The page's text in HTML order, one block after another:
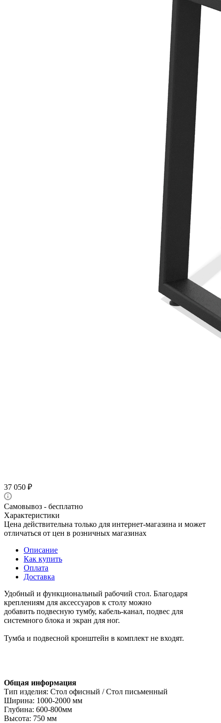
37 050 ₽
Самовывоз - бесплатно
Характеристики
Цена действительна только для интернет-магазина и может
отличаться от цен в розничных магазинах
Описание
Как купить
Оплата
Доставка
Удобный и функциональный рабочий стол. Благодаря
креплениям для аксессуаров к столу можно
добавить подвесную тумбу, кабель-канал, подвес для
системного блока и экран для ног.
Тумба и подвесной кронштейн в комплект не входят.
Общая информация
Тип изделия: Стол офисный / Стол письменный
Ширина: 1000-2000 мм
Глубина: 600-800мм
Высота: 750 мм